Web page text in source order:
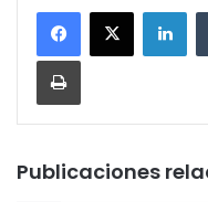
Imprimir
Publicaciones